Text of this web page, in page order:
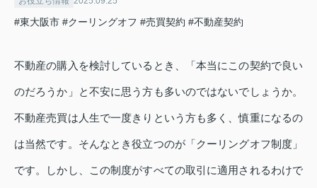
#東大阪市 #クーリングオフ #売買契約 #不動産契約
不動産の購入を検討しているとき、「本当にこの契約で良い
のだろうか」と不安に思う方も多いのではないでしょうか。
不動産売買は人生で一度きりという方も多く、慎重になるの
は当然です。そんなとき役立つのが「クーリングオフ制度」
です。しかし、この制度がすべての取引に適用されるわけで